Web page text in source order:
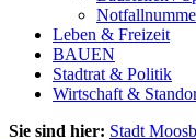
Leben & Freizeit
BAUEN
Stadtrat & Politik
Wirtschaft &
Sie sind hier: Stadt